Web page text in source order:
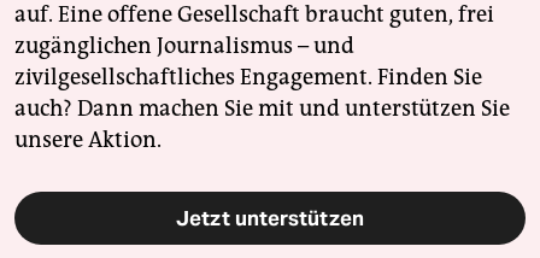
auf. Eine offene Gesellschaft braucht guten, frei
zugänglichen Journalismus – und
zivilgesellschaftliches Engagement. Finden Sie
auch? Dann machen Sie mit und unterstützen Sie
unsere Aktion.
Jetzt unterstützen